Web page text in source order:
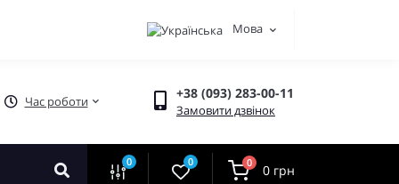
Мова
Час роботи +38 (093) 283-00-11
Замовити дзвінок
0 0 0 0 грн